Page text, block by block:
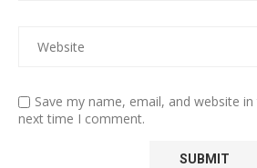
Save my name, email, and website
next time I comment.